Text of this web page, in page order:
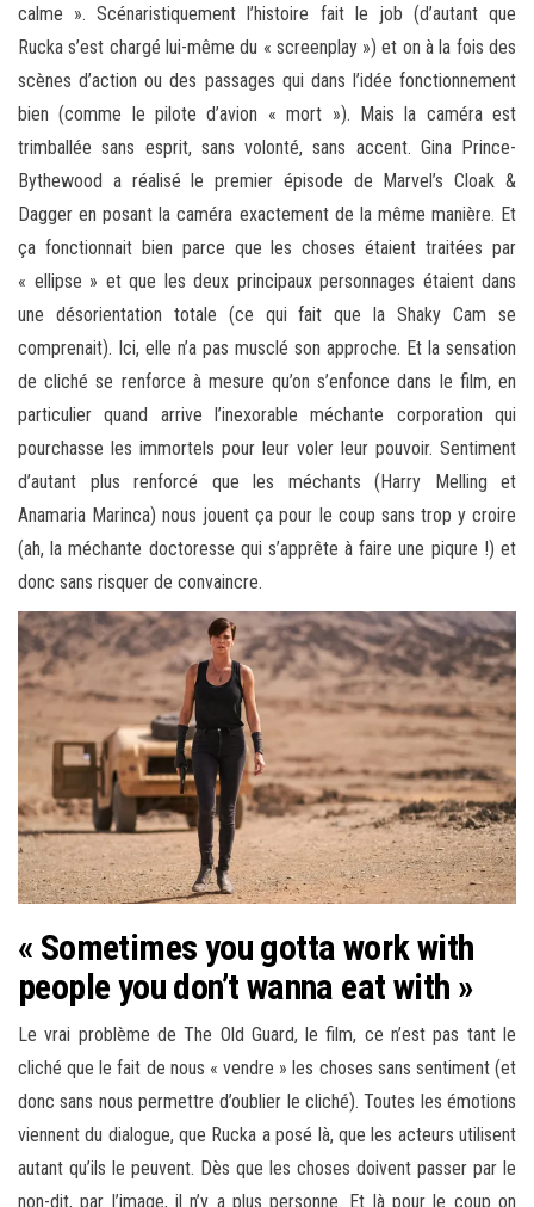
calme ». Scénaristiquement l’histoire fait le job (d’autant que
Rucka s’est chargé lui-même du « screenplay ») et on à la fois des
scènes d’action ou des passages qui dans l’idée fonctionnement
bien (comme le pilote d’avion « mort »). Mais la caméra est
trimballée sans esprit, sans volonté, sans accent. Gina Prince-
Bythewood a réalisé le premier épisode de Marvel’s Cloak &
Dagger en posant la caméra exactement de la même manière. Et
ça fonctionnait bien parce que les choses étaient traitées par
« ellipse » et que les deux principaux personnages étaient dans
une désorientation totale (ce qui fait que la Shaky Cam se
comprenait). Ici, elle n’a pas musclé son approche. Et la sensation
de cliché se renforce à mesure qu’on s’enfonce dans le film, en
particulier quand arrive l’inexorable méchante corporation qui
pourchasse les immortels pour leur voler leur pouvoir. Sentiment
d’autant plus renforcé que les méchants (Harry Melling et
Anamaria Marinca) nous jouent ça pour le coup sans trop y croire
(ah, la méchante doctoresse qui s’apprête à faire une piqure !) et
donc sans risquer de convaincre.
« Sometimes you gotta work with
people you don’t wanna eat with »
Le vrai problème de The Old Guard, le film, ce n’est pas tant le
cliché que le fait de nous « vendre » les choses sans sentiment (et
donc sans nous permettre d’oublier le cliché). Toutes les émotions
viennent du dialogue, que Rucka a posé là, que les acteurs utilisent
autant qu’ils le peuvent. Dès que les choses doivent passer par le
non-dit, par l’image, il n’y a plus personne. Et là pour le coup on